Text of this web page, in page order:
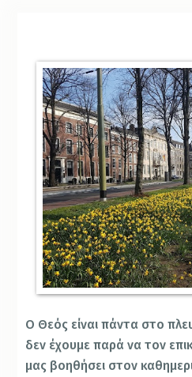
Ο Θεός είναι πάντα στο
δεν έχουμε παρά να τον
μας βοηθήσει στον